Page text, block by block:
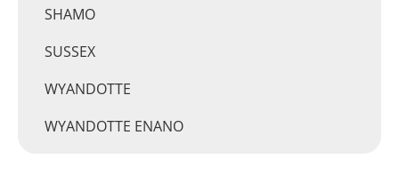
SHAMO
SUSSEX
WYANDOTTE
WYANDOTTE ENANO